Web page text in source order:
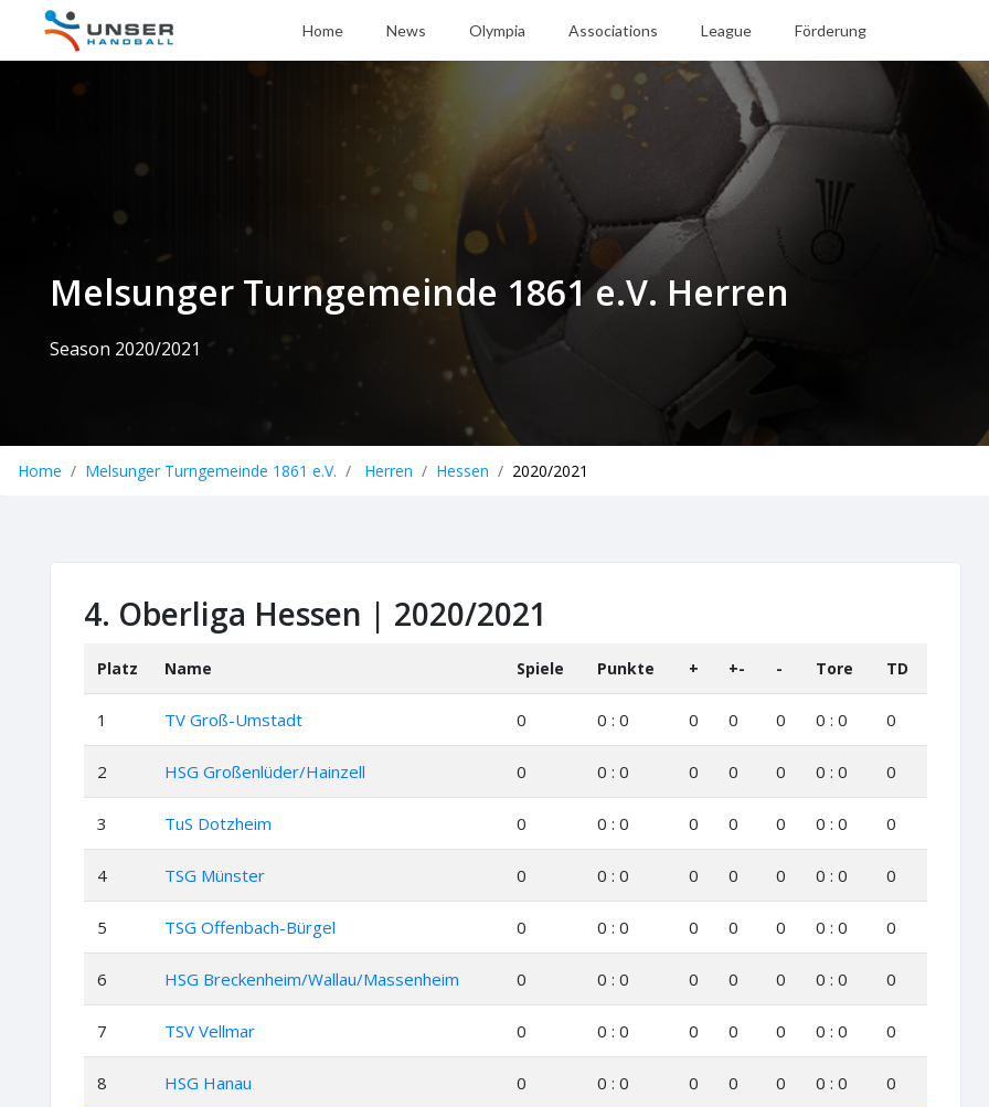
Home News Olympia Associations League Förderung
Melsunger Turngemeinde 1861 e.V. Herren
Season 2020/2021
Home Melsunger Turngemeinde 1861 e.V. Herren Hessen 2020/2021
4. Oberliga Hessen | 2020/2021
Platz Name Spiele Punkte + +- - Tore TD
1 TV Groß-Umstadt 0 0 : 0 0 0 0 0 : 0 0
2 HSG Großenlüder/Hainzell 0 0 : 0 0 0 0 0 : 0 0
3 TuS Dotzheim 0 0 : 0 0 0 0 0 : 0 0
4 TSG Münster 0 0 : 0 0 0 0 0 : 0 0
5 TSG Offenbach-Bürgel 0 0 : 0 0 0 0 0 : 0 0
6 HSG Breckenheim/Wallau/Massenheim 0 0 : 0 0 0 0 0 : 0 0
7 TSV Vellmar 0 0 : 0 0 0 0 0 : 0 0
8 HSG Hanau 0 0 : 0 0 0 0 0 : 0 0